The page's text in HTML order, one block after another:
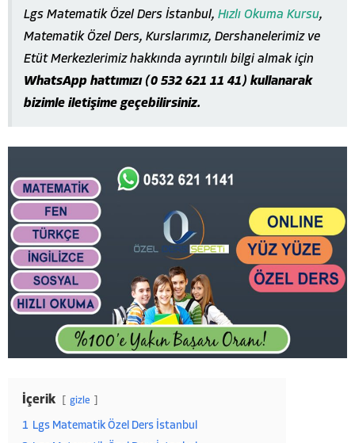
Lgs Matematik Özel Ders İstanbul, Hızlı Okuma Kursu,
Matematik Özel Ders, Kurslarımız, Dershanelerimiz ve
Etüt Merkezlerimiz hakkında ayrıntılı bilgi almak için
WhatsApp hattımızı (0 532 621 11 41) kullanarak
bizimle iletişime geçebilirsiniz.
İçerik gizle
1 Lgs Matematik Özel Ders İstanbul